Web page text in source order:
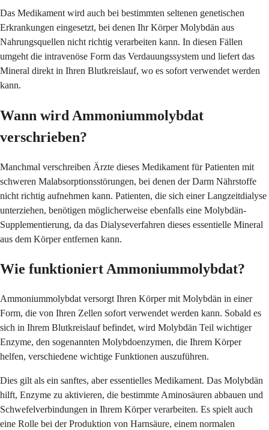
Das Medikament wird auch bei bestimmten seltenen genetischen
Erkrankungen eingesetzt, bei denen Ihr Körper Molybdän aus
Nahrungsquellen nicht richtig verarbeiten kann. In diesen Fällen
umgeht die intravenöse Form das Verdauungssystem und liefert das
Mineral direkt in Ihren Blutkreislauf, wo es sofort verwendet werden
kann.
Wann wird Ammoniummolybdat
verschrieben?
Manchmal verschreiben Ärzte dieses Medikament für Patienten mit
schweren Malabsorptionsstörungen, bei denen der Darm Nährstoffe
nicht richtig aufnehmen kann. Patienten, die sich einer Langzeitdialyse
unterziehen, benötigen möglicherweise ebenfalls eine Molybdän-
Supplementierung, da das Dialyseverfahren dieses essentielle Mineral
aus dem Körper entfernen kann.
Wie funktioniert Ammoniummolybdat?
Ammoniummolybdat versorgt Ihren Körper mit Molybdän in einer
Form, die von Ihren Zellen sofort verwendet werden kann. Sobald es
sich in Ihrem Blutkreislauf befindet, wird Molybdän Teil wichtiger
Enzyme, den sogenannten Molybdoenzymen, die Ihrem Körper
helfen, verschiedene wichtige Funktionen auszuführen.
Dies gilt als ein sanftes, aber essentielles Medikament. Das Molybdän
hilft, Enzyme zu aktivieren, die bestimmte Aminosäuren abbauen und
Schwefelverbindungen in Ihrem Körper verarbeiten. Es spielt auch
eine Rolle bei der Produktion von Harnsäure, einem normalen